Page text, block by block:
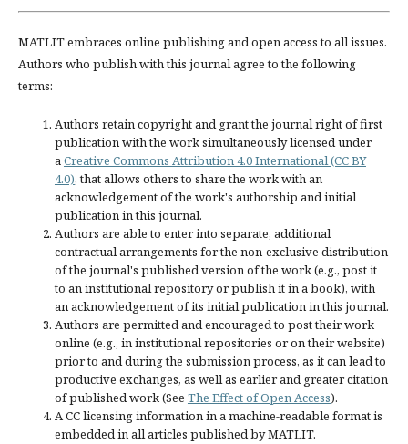
MATLIT embraces online publishing and open access to all issues.
Authors who publish with this journal agree to the following
terms:
Authors retain copyright and grant the journal right of first
publication with the work simultaneously licensed under
aCreative Commons Attribution 4.0 International (CC BY
4.0), that allows others to share the work with an
acknowledgement of the work's authorship and initial
publication in this journal.
Authors are able to enter into separate, additional
contractual arrangements for the non-exclusive distribution
of the journal's published version of the work (e.g., post it
to an institutional repository or publish it in a book), with
an acknowledgement of its initial publication in this journal.
Authors are permitted and encouraged to post their work
online (e.g., in institutional repositories or on their website)
prior to and during the submission process, as it can lead to
productive exchanges, as well as earlier and greater citation
of published work (See The Effect of Open Access).
A CC licensing information in a machine-readable format is
embedded in all articles published by MATLIT.